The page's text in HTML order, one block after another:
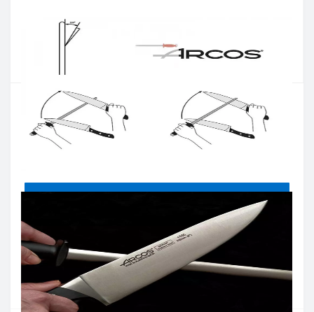
Артикул:
278512
Наличие:В наличии
Кол-во:
Купить в один клик
Введите номер телефона и мы перезвоним
Купить